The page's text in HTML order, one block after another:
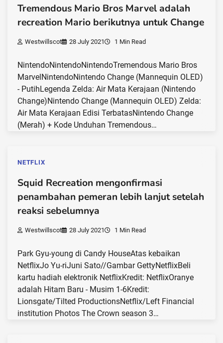
Tremendous Mario Bros Marvel adalah
recreation Mario berikutnya untuk Change
Westwillscot 28 July 2021 1 Min Read
NintendoNintendoNintendoTremendous Mario Bros
MarvelNintendoNintendo Change (Mannequin OLED)
- PutihLegenda Zelda: Air Mata Kerajaan (Nintendo
Change)Nintendo Change (Mannequin OLED) Zelda:
Air Mata Kerajaan Edisi TerbatasNintendo Change
(Merah) + Kode Unduhan Tremendous…
NETFLIX
Squid Recreation mengonfirmasi
penambahan pemeran lebih lanjut setelah
reaksi sebelumnya
Westwillscot 28 July 2021 1 Min Read
Park Gyu-young di Candy HouseAtas kebaikan
NetflixJo Yu-riJuni Sato//Gambar GettyNetflixBeli
kartu hadiah elektronik NetflixKredit: NetflixOranye
adalah Hitam Baru - Musim 1-6Kredit:
Lionsgate/Tilted ProductionsNetflix/Left Financial
institution Photos The Crown season 3…